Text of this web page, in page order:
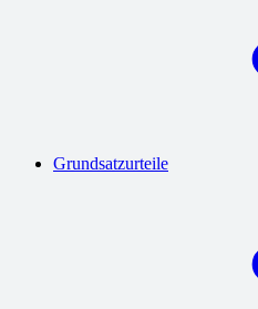
Grundsatzurteile